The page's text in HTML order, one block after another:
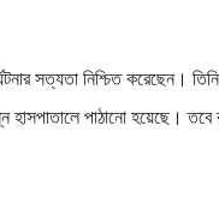
সত্যতা নিশ্চিত করেছেন।
পাঠানো হয়েছে।